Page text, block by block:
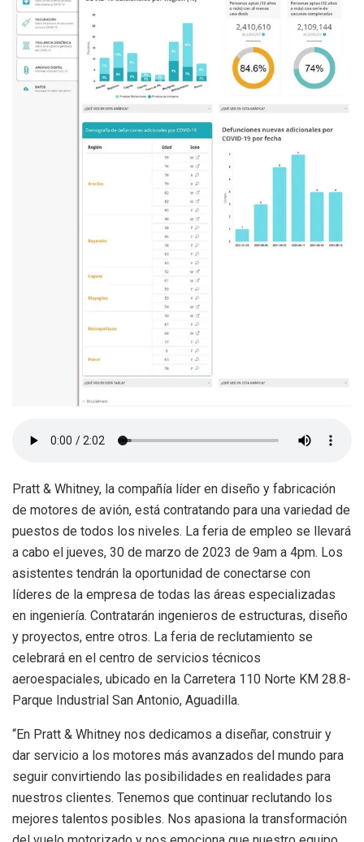
Pratt & Whitney, la compañía líder en diseño y fabricación
de motores de avión, está contratando para una variedad de
puestos de todos los niveles. La feria de empleo se llevará
a cabo el jueves, 30 de marzo de 2023 de 9am a 4pm. Los
asistentes tendrán la oportunidad de conectarse con
líderes de la empresa de todas las áreas especializadas
en ingeniería. Contratarán ingenieros de estructuras, diseño
y proyectos, entre otros. La feria de reclutamiento se
celebrará en el centro de servicios técnicos
aeroespaciales, ubicado en la Carretera 110 Norte KM 28.8-
Parque Industrial San Antonio, Aguadilla.
“En Pratt & Whitney nos dedicamos a diseñar, construir y
dar servicio a los motores más avanzados del mundo para
seguir convirtiendo las posibilidades en realidades para
nuestros clientes. Tenemos que continuar reclutando los
mejores talentos posibles. Nos apasiona la transformación